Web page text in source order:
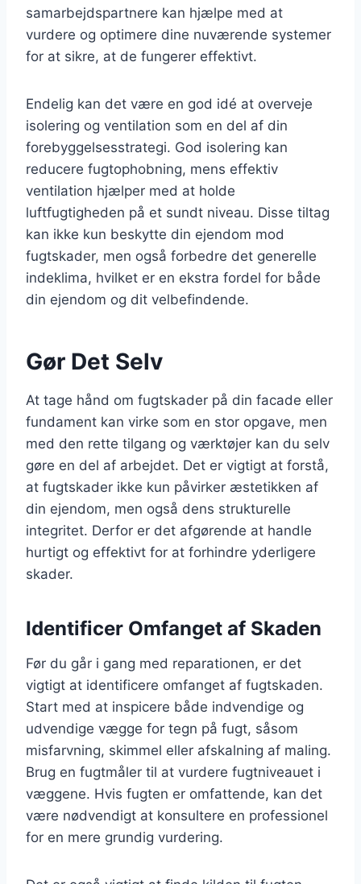
samarbejdspartnere kan hjælpe med at
vurdere og optimere dine nuværende systemer
for at sikre, at de fungerer effektivt.
Endelig kan det være en god idé at overveje
isolering og ventilation som en del af din
forebyggelsesstrategi. God isolering kan
reducere fugtophobning, mens effektiv
ventilation hjælper med at holde
luftfugtigheden på et sundt niveau. Disse tiltag
kan ikke kun beskytte din ejendom mod
fugtskader, men også forbedre det generelle
indeklima, hvilket er en ekstra fordel for både
din ejendom og dit velbefindende.
Gør Det Selv
At tage hånd om fugtskader på din facade eller
fundament kan virke som en stor opgave, men
med den rette tilgang og værktøjer kan du selv
gøre en del af arbejdet. Det er vigtigt at forstå,
at fugtskader ikke kun påvirker æstetikken af
din ejendom, men også dens strukturelle
integritet. Derfor er det afgørende at handle
hurtigt og effektivt for at forhindre yderligere
skader.
Identificer Omfanget af Skaden
Før du går i gang med reparationen, er det
vigtigt at identificere omfanget af fugtskaden.
Start med at inspicere både indvendige og
udvendige vægge for tegn på fugt, såsom
misfarvning, skimmel eller afskalning af maling.
Brug en fugtmåler til at vurdere fugtniveauet i
væggene. Hvis fugten er omfattende, kan det
være nødvendigt at konsultere en professionel
for en mere grundig vurdering.